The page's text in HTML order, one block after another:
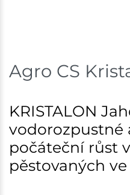
Skuteč
Velké Meziříčí
Skladem na prodejně -
Agro CS
KRISTALON
vodorozpustné
počáteční růst
pěstovaných